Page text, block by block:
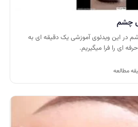
چشم
در این ویدئوی آموزشی یک دقیقه ای به
ای را فرا میگیریم.